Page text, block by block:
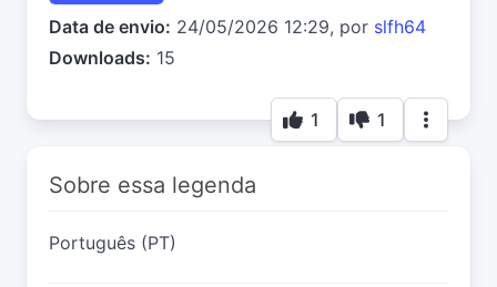
Data de envio: 24/05/2026 12:29, por slfh64
Downloads: 15
1 1
Sobre essa legenda
Português (PT)